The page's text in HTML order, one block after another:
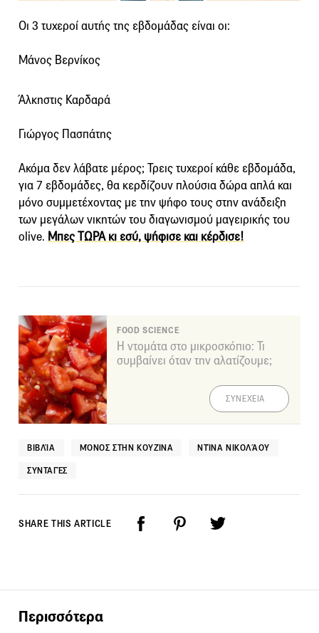
Οι 3 τυχεροί αυτής της εβδομάδας είναι οι:
Μάνος Βερνίκος
Άλκηστις Καρδαρά
Γιώργος Πασπάτης
Ακόμα δεν λάβατε μέρος; Τρεις τυχεροί κάθε εβδομάδα,
για 7 εβδομάδες, θα κερδίζουν πλούσια δώρα απλά και
μόνο συμμετέχοντας με την ψήφο τους στην ανάδειξη
των μεγάλων νικητών του διαγωνισμού μαγειρικής του
olive. Μπες ΤΩΡΑ κι εσύ, ψήφισε και κέρδισε!
FOOD SCIENCE
Η ντομάτα στο μικροσκόπιο: Τι
συμβαίνει όταν την αλατίζουμε;
ΣΥΝΕΧΕΙΑ
ΒΙΒΛΊΑ ΜΌΝΟΣ ΣΤΗΝ ΚΟΥΖΊΝΑ ΝΤΊΝΑ ΝΙΚΟΛΆΟΥ
ΣΥΝΤΑΓΈΣ
SHARE THIS ARTICLE
Περισσότερα